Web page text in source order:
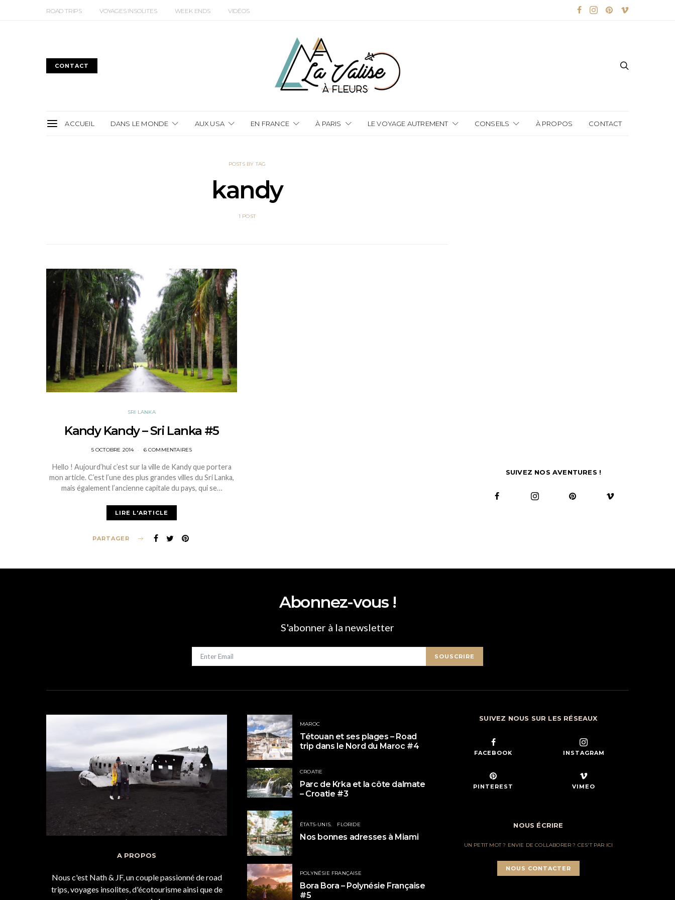
ROAD TRIPS VOYAGES INSOLITES WEEK ENDS VIDÉOS
CONTACT
ACCUEIL DANS LE MONDE AUX USA EN FRANCE À PARIS LE VOYAGE AUTREMENT CONSEILS À PROPOS CONTACT
POSTS BY TAG
kandy
1 POST
SRI LANKA
Kandy Kandy – Sri Lanka #5
POSTED
5 OCTOBRE 2014 6 COMMENTAIRES
Hello ! Aujourd’hui c’est sur la ville de Kandy que portera
mon article. C’est l’une des plus grandes villes du Sri Lanka,
mais également l’ancienne capitale du pays, qui se…
LIRE L'ARTICLE
PARTAGER
SUIVEZ NOS AVENTURES !
Abonnez-vous !
S'abonner à la newsletter
SOUSCRIRE
A PROPOS
Nous c'est Nath & JF, un couple passionné de road
trips, voyages insolites, d'écotourisme ainsi que de
MAROC
Tétouan et ses plages – Road
trip dans le Nord du Maroc #4
CROATIE
Parc de Krka et la côte dalmate
– Croatie #3
ÉTATS-UNIS FLORIDE
Nos bonnes adresses à Miami
POLYNÉSIE FRANÇAISE
Bora Bora – Polynésie Française
#5
SUIVEZ NOUS SUR LES RÉSEAUX
FACEBOOK INSTAGRAM
PINTEREST VIMEO
NOUS ÉCRIRE
UN PETIT MOT ? ENVIE DE COLLABORER ? CES'T PAR ICI
NOUS CONTACTER